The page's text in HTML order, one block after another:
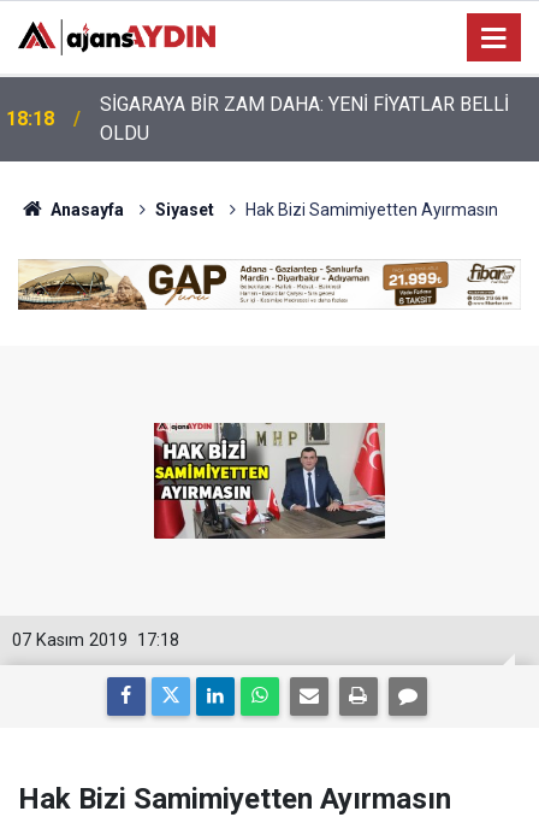
17:17
Nazilli’de motosiklet kazası: 28 yaşındaki sürücü
hayatını kaybetti
Anasayfa Siyaset Hak Bizi Samimiyetten Ayırmasın
17:18
07 Kasım 2019
Hak Bizi Samimiyetten Ayırmasın